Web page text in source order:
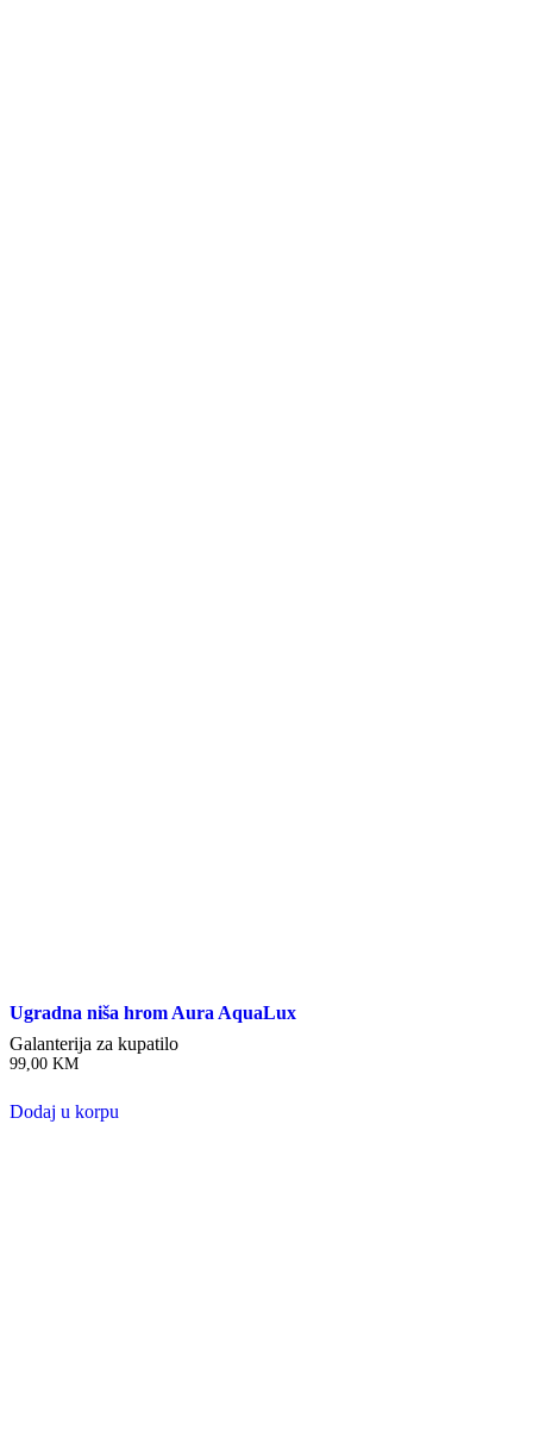
Ugradna niša hrom Aura AquaLux
Galanterija za kupatilo
99,00 KM
Dodaj u korpu